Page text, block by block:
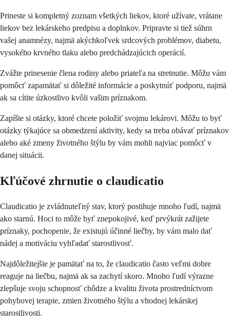
Prineste si kompletný zoznam všetkých liekov, ktoré užívate, vrátane
liekov bez lekárskeho predpisu a doplnkov. Pripravte si tiež súhrn
vašej anamnézy, najmä akýchkoľvek srdcových problémov, diabetu,
vysokého krvného tlaku alebo predchádzajúcich operácií.
Zvážte prinesenie člena rodiny alebo priateľa na stretnutie. Môžu vám
pomôcť zapamätať si dôležité informácie a poskytnúť podporu, najmä
ak sa cítite úzkostlivo kvôli vašim príznakom.
Zapíšte si otázky, ktoré chcete položiť svojmu lekárovi. Môžu to byť
otázky týkajúce sa obmedzení aktivity, kedy sa treba obávať príznakov
alebo aké zmeny životného štýlu by vám mohli najviac pomôcť v
danej situácii.
Kľúčové zhrnutie o claudicatio
Claudicatio je zvládnuteľný stav, ktorý postihuje mnoho ľudí, najmä
ako starnú. Hoci to môže byť znepokojivé, keď prvýkrát zažijete
príznaky, pochopenie, že existujú účinné liečby, by vám malo dať
nádej a motiváciu vyhľadať starostlivosť.
Najdôležitejšie je pamätať na to, že claudicatio často veľmi dobre
reaguje na liečbu, najmä ak sa zachytí skoro. Mnoho ľudí výrazne
zlepšuje svoju schopnosť chôdze a kvalitu života prostredníctvom
pohybovej terapie, zmien životného štýlu a vhodnej lekárskej
starostlivosti.